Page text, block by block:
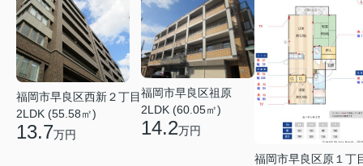
福岡市早良区西新２丁目
2LDK (55.58㎡)
13.7万円
福岡市早良区祖原
2LDK (60.05㎡)
14.2万円
福岡市早良区原１丁